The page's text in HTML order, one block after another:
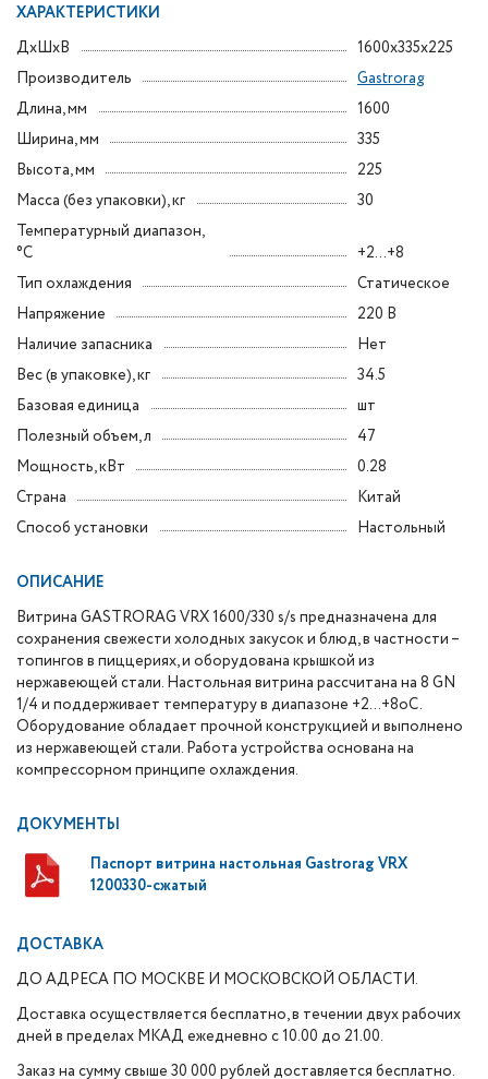
ХАРАКТЕРИСТИКИ
ДxШxВ
1600x335x225
Производитель
Gastrorag
Длина, мм
1600
Ширина, мм
335
Высота, мм
225
Масса (без упаковки), кг
30
Температурный диапазон,
°C
+2...+8
Тип охлаждения
Статическое
Напряжение
220 В
Наличие запасника
Нет
Вес (в упаковке), кг
34.5
Базовая единица
шт
Полезный объем, л
47
Мощность, кВт
0.28
Страна
Китай
Способ установки
Настольный
ОПИСАНИЕ
Витрина GASTRORAG VRX 1600/330 s/s предназначена для
сохранения свежести холодных закусок и блюд, в частности –
топингов в пиццериях, и оборудована крышкой из
нержавеющей стали. Настольная витрина рассчитана на 8 GN
1/4 и поддерживает температуру в диапазоне +2…+8оС.
Оборудование обладает прочной конструкцией и выполнено
из нержавеющей стали. Работа устройства основана на
компрессорном принципе охлаждения.
ДОКУМЕНТЫ
Паспорт витрина настольная Gastrorag VRX
1200330-сжатый
ДОСТАВКА
ДО АДРЕСА ПО МОСКВЕ И МОСКОВСКОЙ ОБЛАСТИ.
Доставка осуществляется бесплатно, в течении двух рабочих
дней в пределах МКАД ежедневно с 10.00 до 21.00.
Заказ на сумму свыше 30 000 рублей доставляется бесплатно.